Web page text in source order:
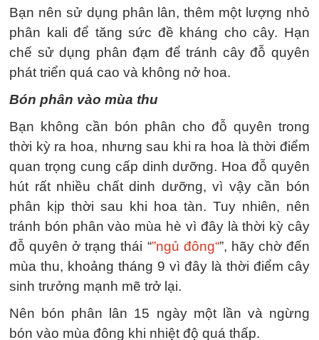
Bạn nên sử dụng phân lân, thêm một lượng nhỏ
phân kali để tăng sức đề kháng cho cây. Hạn
chế sử dụng phân đạm để tránh cây đỗ quyên
phát triển quá cao và không nở hoa.
Bón phân vào mùa thu
Bạn không cần bón phân cho đỗ quyên trong
thời kỳ ra hoa, nhưng sau khi ra hoa là thời điểm
quan trọng cung cấp dinh dưỡng. Hoa đỗ quyên
hút rất nhiều chất dinh dưỡng, vì vậy cần bón
phân kịp thời sau khi hoa tàn. Tuy nhiên, nên
tránh bón phân vào mùa hè vì đây là thời kỳ cây
đỗ quyên ở trạng thái “”ngủ đông“”, hãy chờ đến
mùa thu, khoảng tháng 9 vì đây là thời điểm cây
sinh trưởng mạnh mẽ trở lại.
Nên bón phân lân 15 ngày một lần và ngừng
bón vào mùa đông khi nhiệt độ quá thấp.